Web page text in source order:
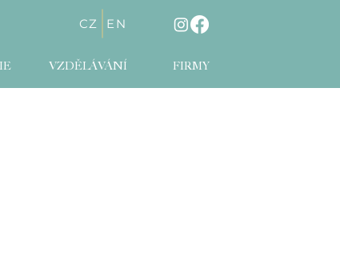
EN
CZ
VZDĚLÁVÁNÍ FIRMY